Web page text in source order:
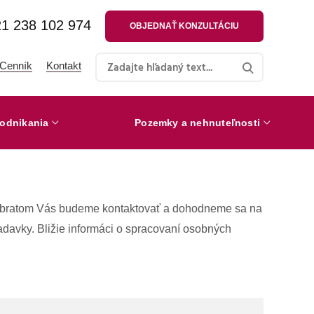
238 102 974 OBJEDNAŤ KONZULTÁCIU
Cenník Kontakt
Pozemky a nehnuteľnosti
Vás budeme kontaktovať a dohodneme sa na
Bližie informáci o spracovaní osobných